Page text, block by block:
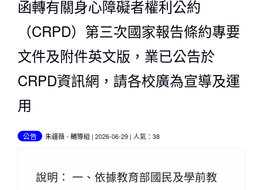
函轉有關身心障礙者權利公約
（CRPD）第三次國家報告條約專要
文件及附件英文版，業已公告於
CRPD資訊網，請各校廣為宣導及運
用
公告 朱疆薇- 輔導組 | 2026-06-29 | 人氣：38
說明： 一、依據教育部國民及學前教